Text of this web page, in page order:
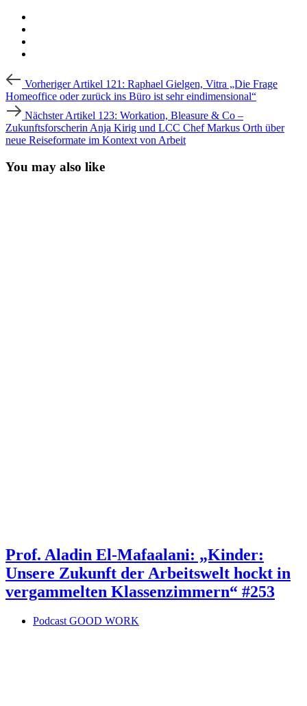
Beitragsnavigation
Artikel
Vorheriger Artikel 121: Raphael Gielgen, Vitra „Die Frage
Homeoffice oder zurück ins Büro ist sehr eindimensional“
Artikel
Nächster Artikel 123: Workation, Bleasure & Co –
Zukunftsforscherin Anja Kirig und LCC Chef Markus Orth über
neue Reiseformate im Kontext von Arbeit
You may also like
Prof. Aladin El-Mafaalani: „Kinder:
Unsere Zukunft der Arbeitswelt hockt in
vergammelten Klassenzimmern“ #253
Podcast GOOD WORK